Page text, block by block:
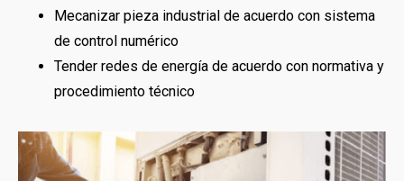
Mecanizar pieza industrial de acuerdo con sistema
de control numérico
Tender redes de energía de acuerdo con normativa y
procedimiento técnico